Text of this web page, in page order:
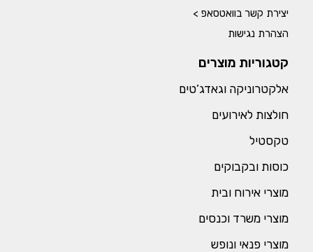
יצירת קשר בוואטסאפ >
הצהרת נגישות
קטגוריות מוצרים
אלקטרוניקה וגאדג’טים
חולצות לאירועים
טקסטיל
כוסות ובקבוקים
מוצרי אירוח ובית
מוצרי משרד וכנסים
מוצרי פנאי ונופש